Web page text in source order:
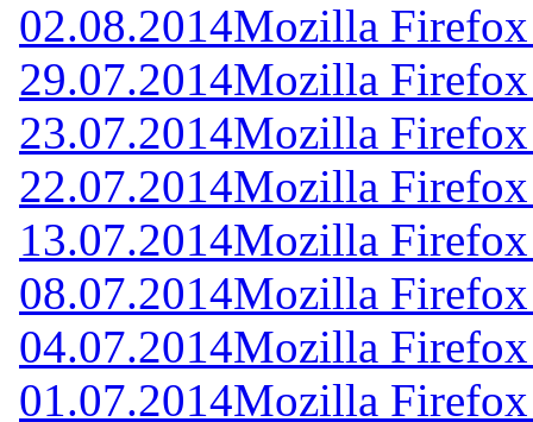
02.08.2014Mozilla
29.07.2014Mozilla
23.07.2014Mozilla
22.07.2014Mozilla
13.07.2014Mozilla
08.07.2014Mozilla
04.07.2014Mozilla
01.07.2014Mozilla